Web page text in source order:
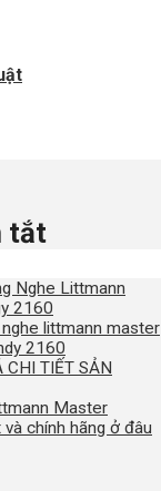
tắt
Nghe Littmann
2160
littmann master
2160
CHI TIẾT SẢN
Master
chính hãng ở đâu